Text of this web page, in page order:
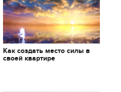
Как создать место силы в
своей квартире